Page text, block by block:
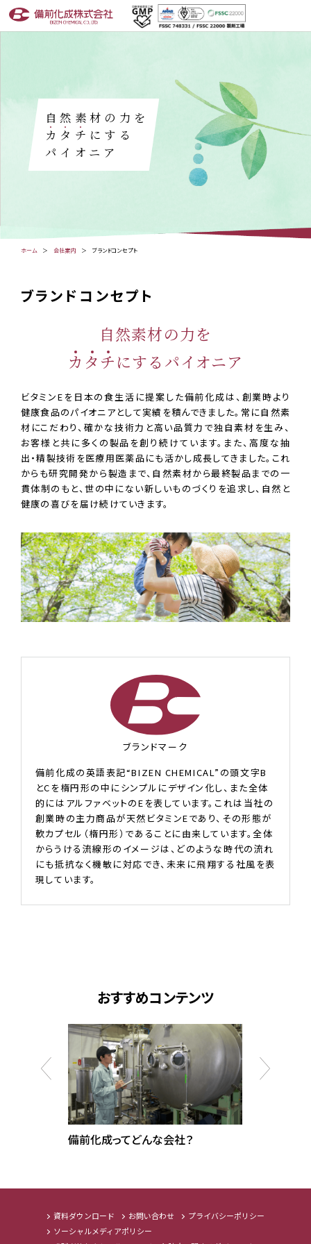
自然素材の力を
カ タ チ にする
パイオニア
ホーム 会社案内 ブランドコンセプト
ブランドコンセプト
自然素材の力を
カ タチにするパイオニア
ビタミンEを日本の食生活に提案した備前化成は、創業時より
健康食品のパイオニアとして実績を積んできました。常に自然素
材にこだわり、確かな技術力と高い品質力で独自素材を生み、
お客様と共に多くの製品を創り続けています。また、高度な抽
出・精製技術を医療用医薬品にも活かし成長してきました。これ
からも研究開発から製造まで、自然素材から最終製品までの一
貫体制のもと、世の中にない新しいものづくりを追求し、自然と
健康の喜びを届け続けていきます。
ブランドマーク
備前化成の英語表記“BIZEN CHEMICAL”の頭文字B
とCを楕円形の中にシンプルにデザイン化し、また全体
的にはアルファベットのEを表しています。これは当社の
創業時の主力商品が天然ビタミンEであり、その形態が
軟カプセル（楕円形）であることに由来しています。全体
からうける流線形のイメージは、どのような時代の流れ
にも抵抗なく機敏に対応でき、未来に飛翔する社風を表
現しています。
おすすめコンテンツ
備前化成ってどんな会社？
資料ダウンロード お問い合わせ
プライバシーポリシー
ソーシャルメディアポリシー